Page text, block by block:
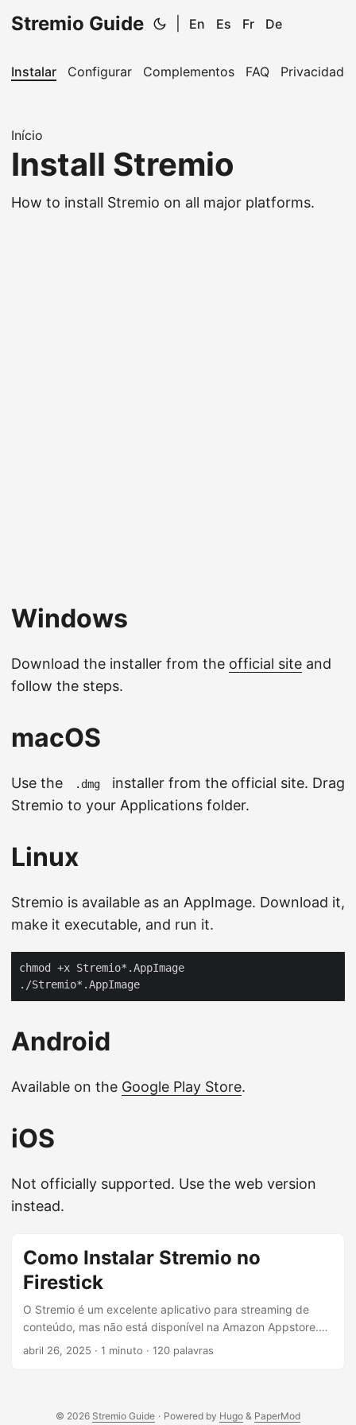
Stremio Guide En Es Fr De
Instalar Configurar Complementos FAQ Privacidade
Início
Install Stremio
How to install Stremio on all major platforms.
Windows
Download the installer from the official site and
follow the steps.
macOS
Use the .dmg
installer from the official site. Drag
Stremio to your Applications folder.
Linux
Stremio is available as an AppImage. Download it,
make it executable, and run it.
Android
Available on the Google Play Store.
iOS
Not officially supported. Use the web version
instead.
Como Instalar Stremio no
Firestick
O Stremio é um excelente aplicativo para streaming de
conteúdo, mas não está disponível na Amazon Appstore.
Não se preocupe — a instalação no Fire TV/Firestick é
Configurações (segure o botão Home) Vá em Meu Fire TV >
abril 26, 2025 · 1 minuto · 120 palavras
© 2026 Stremio Guide · Powered by Hugo & PaperMod